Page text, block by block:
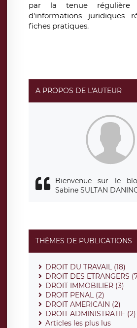
par la tenue
d'informations juridiques
fiches pratiques.
A PROPOS DE L'AUTEUR
Bienvenue sur le
Sabine SULTAN
THÈMES DE PUBLICATIONS
DROIT DU TRAVAIL (18)
DROIT DES ETRANGERS
DROIT IMMOBILIER (3)
DROIT PENAL (2)
DROIT AMERICAIN (2)
DROIT ADMINISTRATIF (2)
Articles les plus lus